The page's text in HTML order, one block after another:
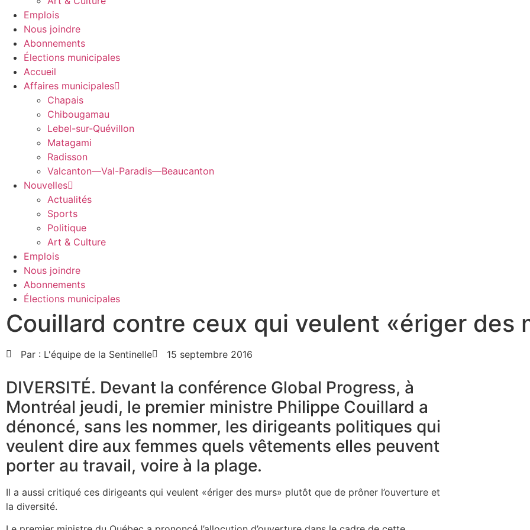
Emplois
Nous joindre
Abonnements
Élections municipales
Accueil
Affaires municipales
Chapais
Chibougamau
Lebel-sur-Quévillon
Matagami
Radisson
Valcanton—Val-Paradis—Beaucanton
Nouvelles
Actualités
Sports
Politique
Art & Culture
Emplois
Nous joindre
Abonnements
Élections municipales
Couillard contre ceux qui veulent «ériger des
Par : L'équipe de la Sentinelle 15 septembre 2016
DIVERSITÉ. Devant la conférence Global Progress, à
Montréal jeudi, le premier ministre Philippe Couillard a
dénoncé, sans les nommer, les dirigeants politiques qui
veulent dire aux femmes quels vêtements elles peuvent
porter au travail, voire à la plage.
Il a aussi critiqué ces dirigeants qui veulent «ériger des murs» plutôt que de prôner l’ouverture et
la diversité.